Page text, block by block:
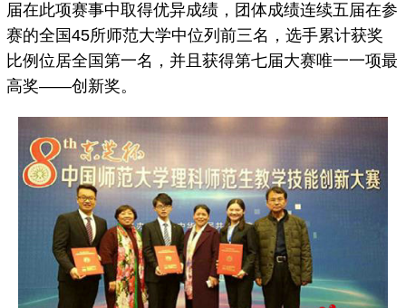
届在此项赛事中取得优异成绩，团体成绩连续五届在参
赛的全国45所师范大学中位列前三名，选手累计获奖
比例位居全国第一名，并且获得第七届大赛唯一一项最
高奖——创新奖。